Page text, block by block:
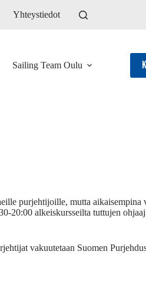
Yhteystiedot
Sailing Team Oulu
purjehtijoille, mutta aikaisempina
20:00 alkeiskursseilta tuttujen
vakuutetaan Suomen